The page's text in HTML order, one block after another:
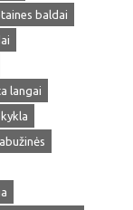
baldai
langai